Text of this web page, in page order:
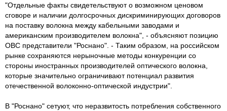
"Отдельные факты свидетельствуют о возможном ценовом
сговоре и наличии долгосрочных дискриминирующих договоров
на поставку волокна между кабельными заводами и
американским производителем волокна", - объясняют позицию
ОВС представители "Роснано". - Таким образом, на российском
рынке сохраняются нерыночные методы конкуренции со
стороны иностранных производителей оптического волокна,
которые значительно ограничивают потенциал развития
отечественной волоконно-оптической индустрии".
В "Роснано" сетуют, что неразвитость потребления собственного